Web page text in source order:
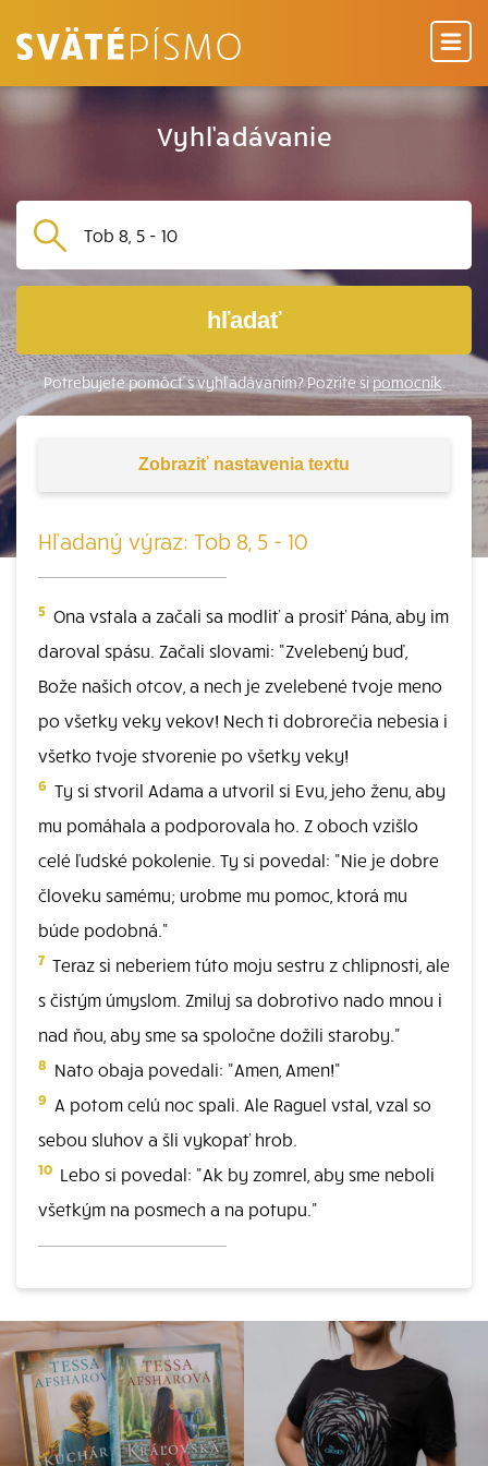
Vyhľadávanie
hľadať
Potrebujete pomôcť s vyhľadávaním? Pozrite sipomocník.
Zobraziť nastavenia textu
Hľadaný výraz: Tob 8, 5 - 10
5 Ona vstala a začali sa modliť a prosiť Pána, aby im
daroval spásu. Začali slovami: "Zvelebený buď,
Bože našich otcov, a nech je zvelebené tvoje meno
po všetky veky vekov! Nech ti dobrorečia nebesia i
všetko tvoje stvorenie po všetky veky!
6 Ty si stvoril Adama a utvoril si Evu, jeho ženu, aby
mu pomáhala a podporovala ho. Z oboch vzišlo
celé ľudské pokolenie. Ty si povedal: "Nie je dobre
človeku samému; urobme mu pomoc, ktorá mu
búde podobná."
7 Teraz si neberiem túto moju sestru z chlipnosti, ale
s čistým úmyslom. Zmiluj sa dobrotivo nado mnou i
nad ňou, aby sme sa spoločne dožili staroby."
8 Nato obaja povedali: "Amen, Amen!"
9 A potom celú noc spali. Ale Raguel vstal, vzal so
sebou sluhov a šli vykopať hrob.
10 Lebo si povedal: "Ak by zomrel, aby sme neboli
všetkým na posmech a na potupu."